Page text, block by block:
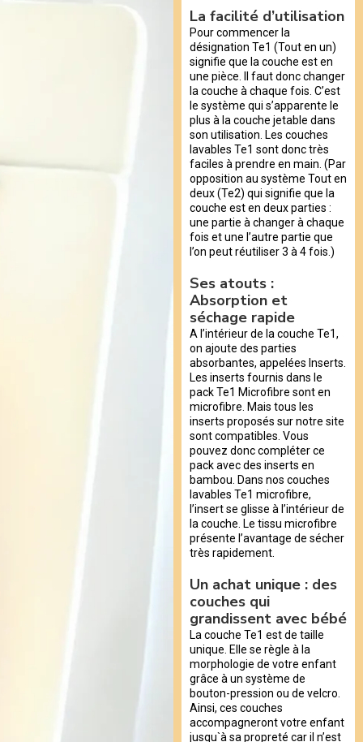
La facilité d’utilisation
Pour commencer la
désignation Te1 (Tout en un)
signifie que la couche est en
une pièce. Il faut donc changer
la couche à chaque fois. C’est
le système qui s’apparente le
plus à la couche jetable dans
son utilisation. Les couches
lavables Te1 sont donc très
faciles à prendre en main. (Par
opposition au système Tout en
deux (Te2) qui signifie que la
couche est en deux parties :
une partie à changer à chaque
fois et une l’autre partie que
l’on peut réutiliser 3 à 4 fois.)
Ses atouts :
Absorption et
séchage rapide
A l’intérieur de la couche Te1,
on ajoute des parties
absorbantes, appelées Inserts.
Les inserts fournis dans le
pack Te1 Microfibre sont en
microfibre. Mais tous les
inserts proposés sur notre site
sont compatibles. Vous
pouvez donc compléter ce
pack avec des inserts en
bambou. Dans nos couches
lavables Te1 microfibre,
l’insert se glisse à l’intérieur de
la couche. Le tissu microfibre
présente l’avantage de sécher
très rapidement.
Un achat unique : des
couches qui
grandissent avec bébé
La couche Te1 est de taille
unique. Elle se règle à la
morphologie de votre enfant
grâce à un système de
bouton-pression ou de velcro.
Ainsi, ces couches
accompagneront votre enfant
jusqu`à sa propreté car il n’est